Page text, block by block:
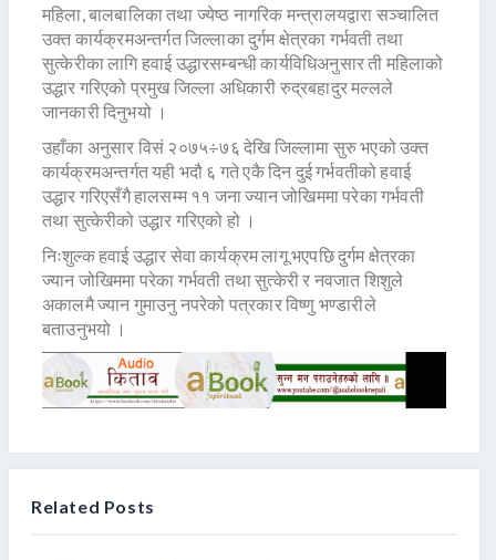
महिला, बालबालिका तथा ज्येष्ठ नागरिक मन्त्रालयद्वारा सञ्चालित
उक्त कार्यक्रमअन्तर्गत जिल्लाका दुर्गम क्षेत्रका गर्भवती तथा
सुत्केरीका लागि हवाई उद्धारसम्बन्धी कार्यविधिअनुसार ती महिलाको
उद्धार गरिएको प्रमुख जिल्ला अधिकारी रुद्रबहादुर मल्लले
जानकारी दिनुभयो ।
उहाँका अनुसार विसं २०७५÷७६ देखि जिल्लामा सुरु भएको उक्त
कार्यक्रमअन्तर्गत यही भदौ ६ गते एकै दिन दुई गर्भवतीको हवाई
उद्धार गरिएसँगै हालसम्म ११ जना ज्यान जोखिममा परेका गर्भवती
तथा सुत्केरीको उद्धार गरिएको हो ।
निःशुल्क हवाई उद्धार सेवा कार्यक्रम लागू भएपछि दुर्गम क्षेत्रका
ज्यान जोखिममा परेका गर्भवती तथा सुत्केरी र नवजात शिशुले
अकालमै ज्यान गुमाउनु नपरेको पत्रकार विष्णु भण्डारीले
बताउनुभयो ।
Related Posts